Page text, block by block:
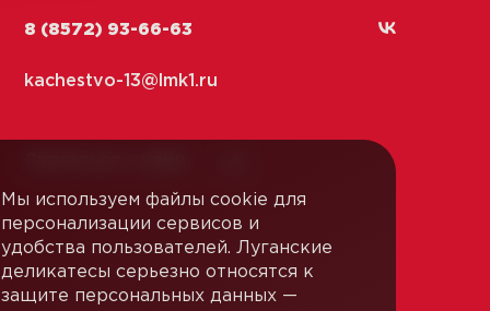
Мы используем файлы cookie для
персонализации сервисов и
удобства пользователей. Луганские
деликатесы серьезно относятся к
защите персональных данных —
8 (8572) 93-66-63
kachestvo-13@ lmk1.ru